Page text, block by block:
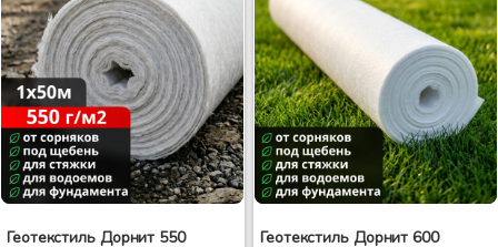
Геотекстиль Дорнит 550 Геотекстиль Дорнит 600